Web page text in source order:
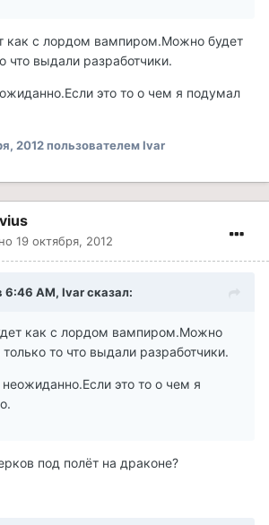
как с лордом вампиром.Можно будет
что выдали разработчики.
это то о чем я подумал
2012пользователем Ivar
19 октября, 2012
6:46 AM, Ivar сказал:
как с лордом вампиром.Можно
только то что выдали разработчики.
неожиданно.Если это то о чем я
под полёт на драконе?